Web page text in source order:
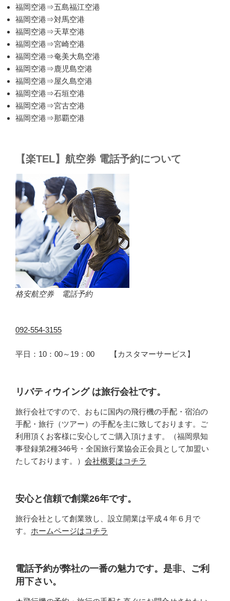
福岡空港⇒五島福江空港
福岡空港⇒対馬空港
福岡空港⇒天草空港
福岡空港⇒宮崎空港
福岡空港⇒奄美大島空港
福岡空港⇒鹿児島空港
福岡空港⇒屋久島空港
福岡空港⇒石垣空港
福岡空港⇒宮古空港
福岡空港⇒那覇空港
【楽TEL】航空券 電話予約について
格安航空券 電話予約
092-554-3155
平日：10：00～19：00 【カスタマーサービス】
リバティウイング は旅行会社です。
旅行会社ですので、おもに国内の飛行機の手配・宿泊の
手配・旅行（ツアー）の手配を主に致しております。ご
利用頂くお客様に安心してご購入頂けます。（福岡県知
事登録第2種346号・全国旅行業協会正会員として加盟い
たしております。） 会社概要はコチラ
安心と信頼で創業26年です。
旅行会社として創業致し、設立開業は平成４年６月で
す。 ホームページはコチラ
電話予約が弊社の一番の魅力です。是非、ご利
用下さい。